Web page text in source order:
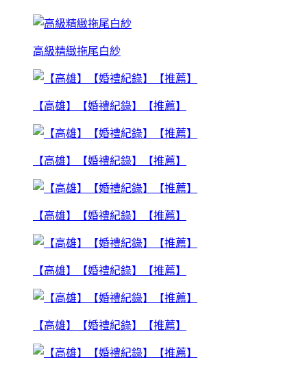
高級精緻拖尾白紗
【高雄】【婚禮紀錄】【推薦】
【高雄】【婚禮紀錄】【推薦】
【高雄】【婚禮紀錄】【推薦】
【高雄】【婚禮紀錄】【推薦】
【高雄】【婚禮紀錄】【推薦】